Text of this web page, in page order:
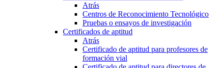
Atrás
Centros de Reconocimiento Tecnológico
Pruebas o ensayos de investigación
Certificados de aptitud
Atrás
Certificado de aptitud para profesores de
formación vial